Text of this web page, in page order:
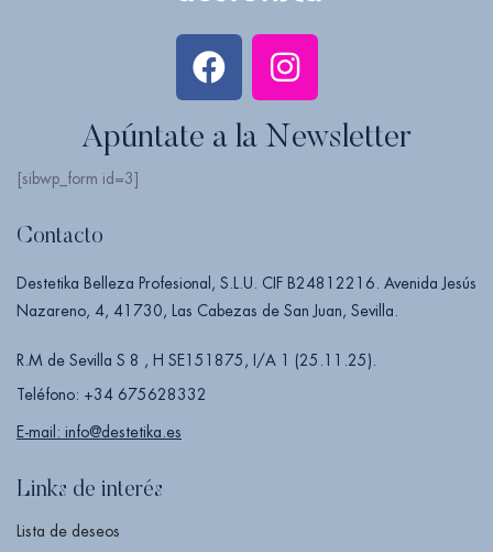
Apúntate a la Newsletter
[sibwp_form id=3]
Contacto
Destetika Belleza Profesional, S.L.U. CIF B24812216. Avenida Jesús
Nazareno, 4, 41730, Las Cabezas de San Juan, Sevilla.
R.M de Sevilla S 8 , H SE151875, I/A 1 (25.11.25).
Teléfono: +34 675628332
E-mail: info@destetika.es
Links de interés
Lista de deseos